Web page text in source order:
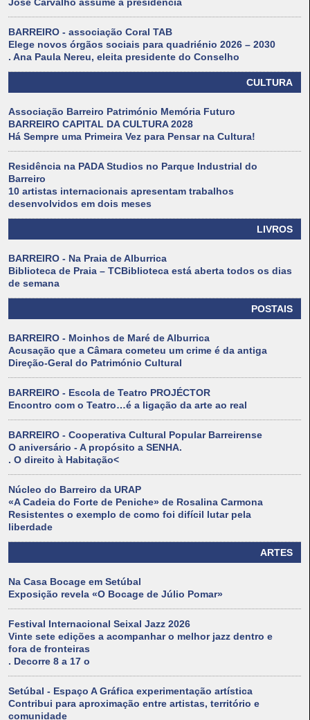
José Carvalho assume a presidência
BARREIRO - associação Coral TAB
Elege novos órgãos sociais para quadriénio 2026 – 2030
. Ana Paula Nereu, eleita presidente do Conselho
CULTURA
Associação Barreiro Património Memória Futuro
BARREIRO CAPITAL DA CULTURA 2028
Há Sempre uma Primeira Vez para Pensar na Cultura!
Residência na PADA Studios no Parque Industrial do
Barreiro
10 artistas internacionais apresentam trabalhos
desenvolvidos em dois meses
LIVROS
BARREIRO - Na Praia de Alburrica
Biblioteca de Praia – TCBiblioteca está aberta todos os dias
de semana
POSTAIS
BARREIRO - Moinhos de Maré de Alburrica
Acusação que a Câmara cometeu um crime é da antiga
Direção-Geral do Património Cultural
BARREIRO - Escola de Teatro PROJÉCTOR
Encontro com o Teatro…é a ligação da arte ao real
BARREIRO - Cooperativa Cultural Popular Barreirense
O aniversário - A propósito a SENHA.
. O direito à Habitação<
Núcleo do Barreiro da URAP
«A Cadeia do Forte de Peniche» de Rosalina Carmona
Resistentes o exemplo de como foi difícil lutar pela
liberdade
ARTES
Na Casa Bocage em Setúbal
Exposição revela «O Bocage de Júlio Pomar»
Festival Internacional Seixal Jazz 2026
Vinte sete edições a acompanhar o melhor jazz dentro e
fora de fronteiras
. Decorre 8 a 17 o
Setúbal - Espaço A Gráfica experimentação artística
Contribui para aproximação entre artistas, território e
comunidade